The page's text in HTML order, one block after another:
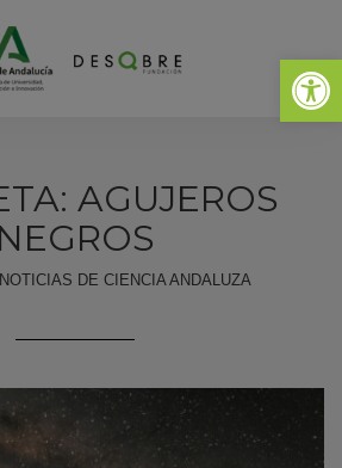
Abrir
AGUJEROS
NEGROS
DE CIENCIA ANDALUZA